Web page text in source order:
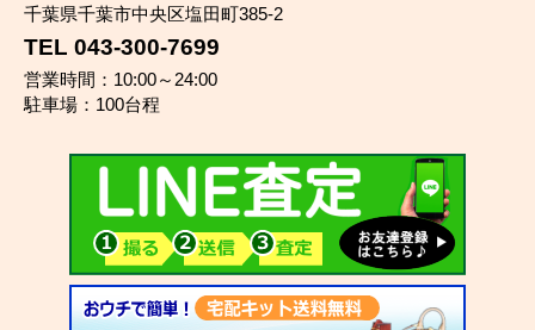
千葉県千葉市中央区塩田町385-2
TEL 043-300-7699
営業時間：10:00～24:00
駐車場：100台程